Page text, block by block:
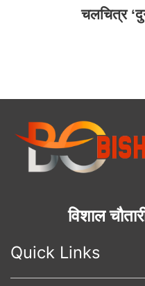
चलचित्र
विशाल
Quick Links